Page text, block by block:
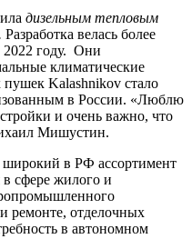
дизельным тепловым
Разработка велась более
2022 году. Они
климатические
Kalashnikov стало
в России. «Люблю
и очень важно, что
Мишустин.
в РФ ассортимент
сфере жилого и
ремонте, отделочных
в автономном